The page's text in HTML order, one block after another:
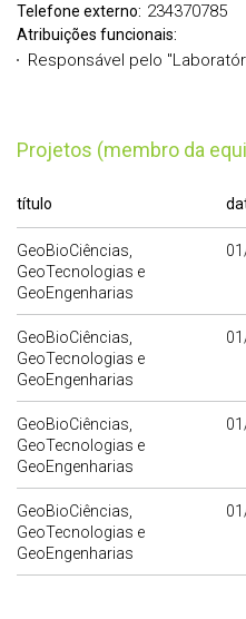
Telefone externo: 234370785
Atribuições funcionais:
Responsável pelo
Projetos (membro da
título
GeoBioCiências,
GeoTecnologias e
GeoEngenharias
GeoBioCiências,
GeoTecnologias e
GeoEngenharias
GeoBioCiências,
GeoTecnologias e
GeoEngenharias
GeoBioCiências,
GeoTecnologias e
GeoEngenharias